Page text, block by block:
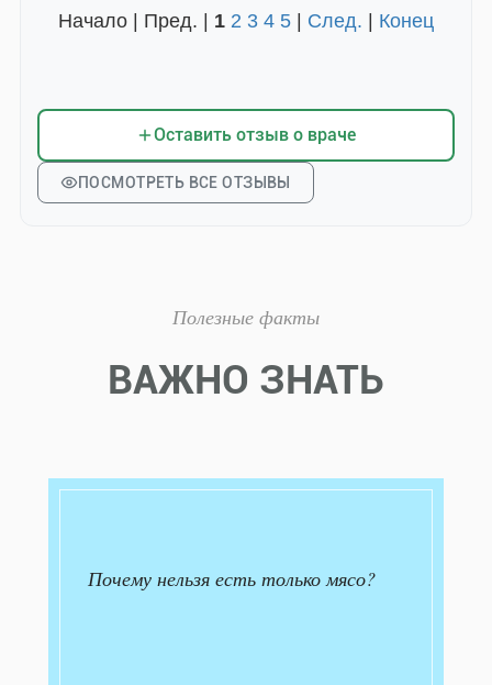
Начало | Пред. | 1 2 3 4 5 | След. | Конец
Оставить отзыв о враче
ПОСМОТРЕТЬ ВСЕ ОТЗЫВЫ
Полезные факты
ВАЖНО ЗНАТЬ
Почему нельзя есть только мясо?